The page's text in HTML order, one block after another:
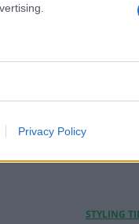
Privacy Policy